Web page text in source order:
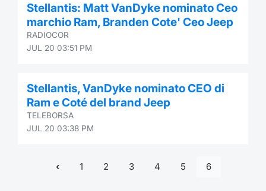
Stellantis: Matt VanDyke nominato Ceo
marchio Ram, Branden Cote' Ceo Jeep
RADIOCOR
JUL 20 03:51 PM
Stellantis, VanDyke nominato CEO di
Ram e Coté del brand Jeep
TELEBORSA
JUL 20 03:38 PM
1 2 3 4 5 6